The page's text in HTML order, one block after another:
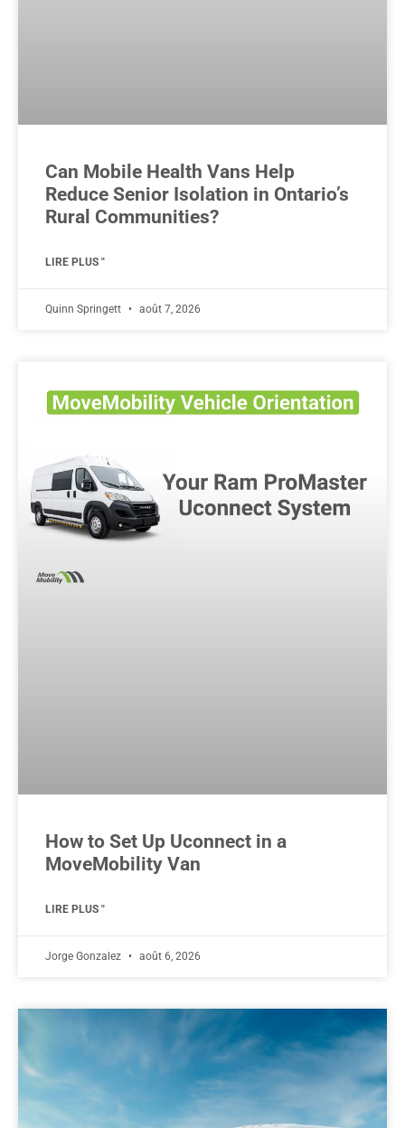
Can Mobile Health Vans Help
Reduce Senior Isolation in Ontario’s
Rural Communities?
LIRE PLUS "
Quinn Springett août 7, 2026
How to Set Up Uconnect in a
MoveMobility Van
LIRE PLUS "
Jorge Gonzalez août 6, 2026